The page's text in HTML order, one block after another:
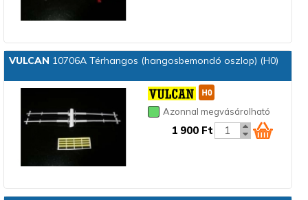
VULCAN 10706A Térhangos (hangosbemondó oszlop) (H0)
Azonnal megvásárolható
1 900 Ft